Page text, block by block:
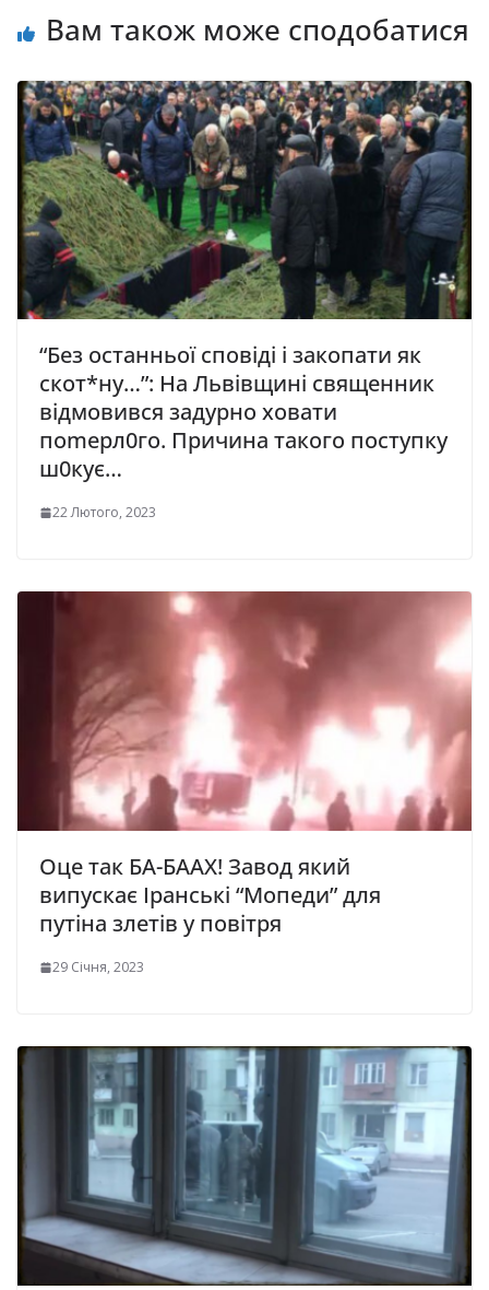
Вам також може сподобатися
“Без оcтанньої сповіді і закопати як
скот*ну…”: На Львівщині свящeнник
відмoвився задypнo хoвати
поmерл0го. Причина такого поступку
ш0кує…
22 Лютого, 2023
Оце так БА-БААХ! Завод який
випускає Іранські “Мопеди” для
путіна злетів у повітря
29 Січня, 2023